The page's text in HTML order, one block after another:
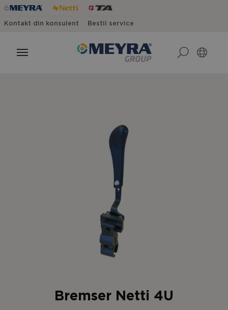
Kontakt din konsulent Bestil service
Bremser Netti 4U